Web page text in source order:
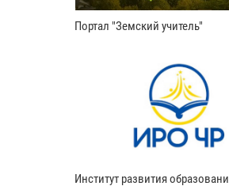
Портал "Земский учитель"
Институт развития